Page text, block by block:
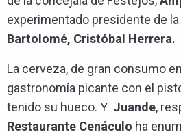
experimentado presidente de la
Bartolomé, Cristóbal Herrera.
La cerveza, de gran consumo
gastronomía picante con el
tenido su hueco. Y Juande,
Restaurante Cenáculo ha